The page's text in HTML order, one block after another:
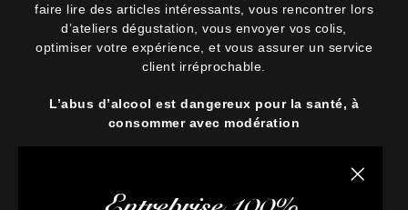
Fermer
faire lire des articles intéressants, vous rencontrer lors
d’ateliers dégustation, vous envoyer vos colis,
optimiser votre expérience, et vous assurer un service
client irréprochable.
L’abus d’alcool est dangereux pour la santé, à
consommer avec modération